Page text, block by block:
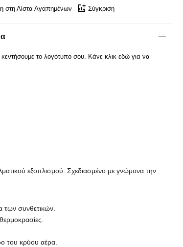
στη Λίστα Αγαπημένων Σύγκριση
το λογότυπο σου. Κάνε κλικ εδώ για να
εξοπλισμού. Σχεδιασμένο με γνώμονα την
των συνθετικών.
του κρύου αέρα.